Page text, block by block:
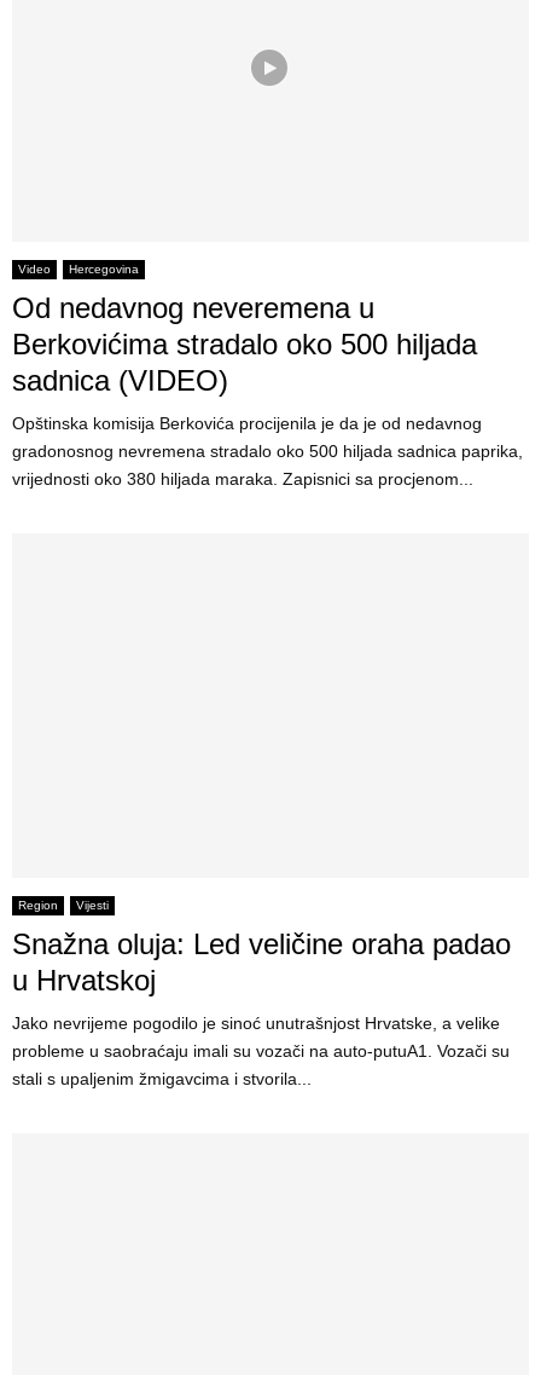
Video Hercegovina
Od nedavnog neveremena u
Berkovićima stradalo oko 500 hiljada
sadnica (VIDEO)
Opštinska komisija Berkovića procijenila je da je od nedavnog
gradonosnog nevremena stradalo oko 500 hiljada sadnica paprika,
vrijednosti oko 380 hiljada maraka. Zapisnici sa procjenom...
Region Vijesti
Snažna oluja: Led veličine oraha padao
u Hrvatskoj
Jako nevrijeme pogodilo je sinoć unutrašnjost Hrvatske, a velike
probleme u saobraćaju imali su vozači na auto-putuA1. Vozači su
stali s upaljenim žmigavcima i stvorila...